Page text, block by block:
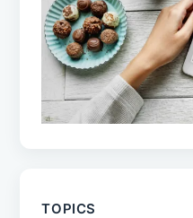
TOPICS